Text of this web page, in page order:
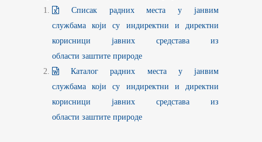
Списак радних места у јанвим
службама који су индиректни и директни
корисници јавних средстава из
области заштите природе
Каталог радних места у јанвим
службама који су индиректни и директни
корисници јавних средстава из
области заштите природе